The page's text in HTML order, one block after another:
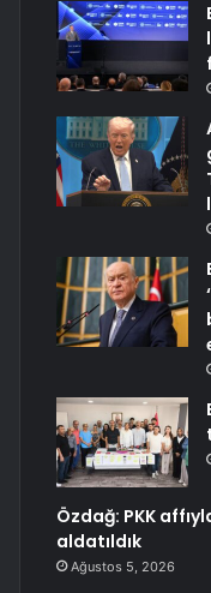
Özdağ: PKK
aldatıldık
Ağustos 5, 2026